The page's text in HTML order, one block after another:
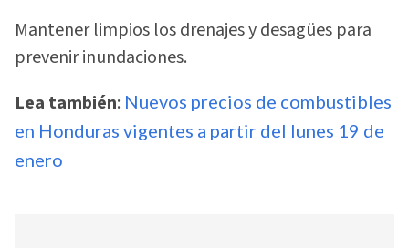
Mantener limpios los drenajes y desagües para
prevenir inundaciones.
Lea también: Nuevos precios de combustibles
en Honduras vigentes a partir del lunes 19 de
enero